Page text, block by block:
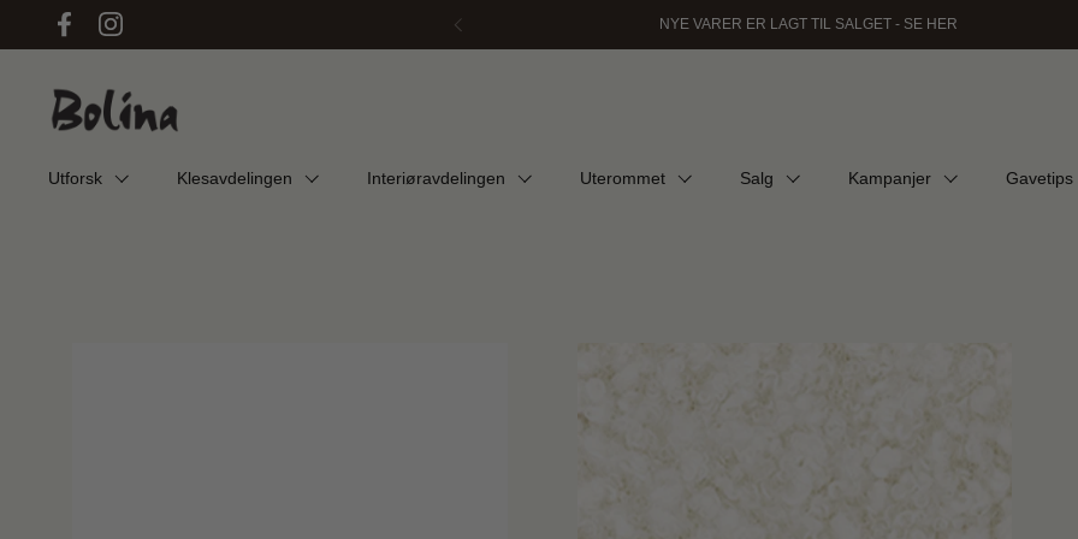
Hopp over til innhold
FacebookInstagram Forrige
NYE VARER ER LAGT TIL SALGET - SE HER
Utforsk Klesavdelingen Interiøravdelingen Uterommet Salg Kampanjer Gavetips